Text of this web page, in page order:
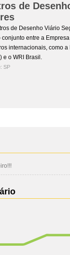
de
de Desenho Viário
entre a
internacionais, como a
e o WRI Brasil.
SP